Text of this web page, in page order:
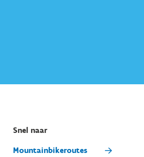
Snel naar
Mountainbikeroutes